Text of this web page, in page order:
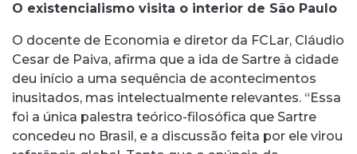
O existencialismo visita o interior de São Paulo
O docente de Economia e diretor da FCLar, Cláudio
Cesar de Paiva, afirma que a ida de Sartre à cidade
deu início a uma sequência de acontecimentos
inusitados, mas intelectualmente relevantes. “Essa
foi a única palestra teórico-filosófica que Sartre
concedeu no Brasil, e a discussão feita por ele virou